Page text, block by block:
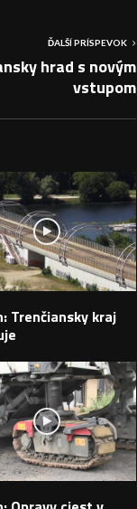
ĎALŠÍ PRÍSPEVOK
hrad s novým
vstupom
Trenčiansky kraj